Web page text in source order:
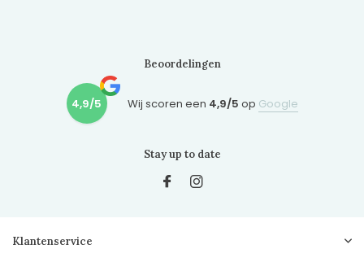
Beoordelingen
4,9/5 Wij scoren een 4,9/5 op Google
Stay up to date
Klantenservice